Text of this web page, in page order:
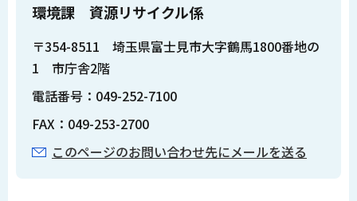
環境課 資源リサイクル係
〒354-8511 埼玉県富士見市大字鶴馬1800番地の
1 市庁舎2階
電話番号：049-252-7100
FAX：049-253-2700
このページのお問い合わせ先にメールを送る